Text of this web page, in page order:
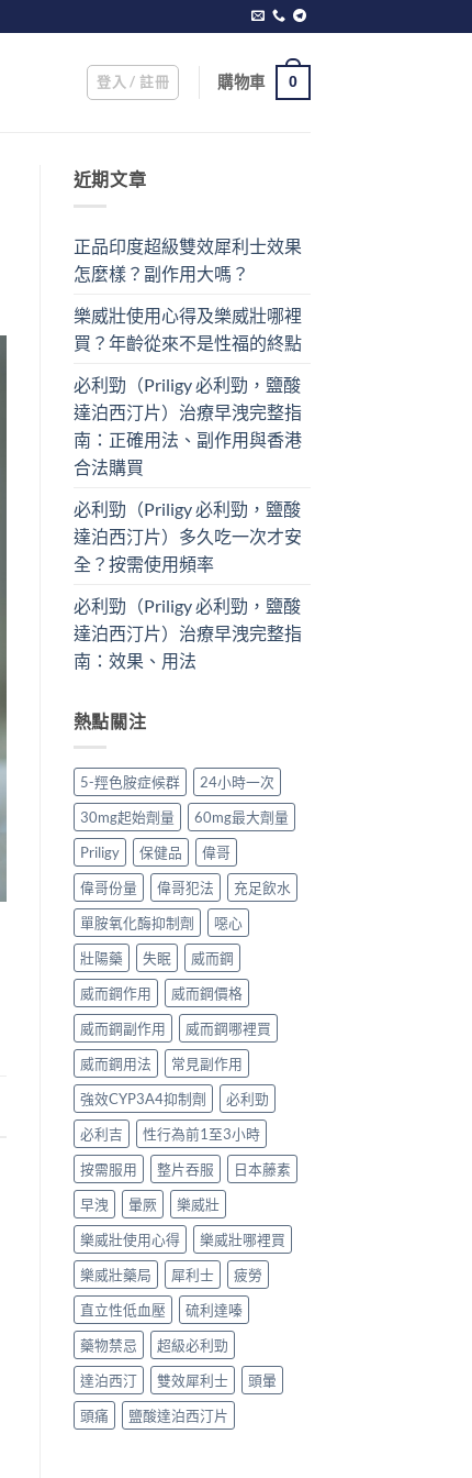
登入 / 註冊 購物車 0
近期文章
正品印度超級雙效犀利士效果
怎麼樣？副作用大嗎？
樂威壯使用心得及樂威壯哪裡
買？年齡從來不是性福的終點
必利勁（Priligy 必利勁，鹽酸
達泊西汀片）治療早洩完整指
南：正確用法、副作用與香港
合法購買
必利勁（Priligy 必利勁，鹽酸
達泊西汀片）多久吃一次才安
全？按需使用頻率
必利勁（Priligy 必利勁，鹽酸
達泊西汀片）治療早洩完整指
南：效果、用法
熱點關注
5-羥色胺症候群
24小時一次
30mg起始劑量
60mg最大劑量
Priligy
保健品
偉哥
偉哥份量
偉哥犯法
充足飲水
單胺氧化酶抑制劑
噁心
壯陽藥
失眠
威而鋼
威而鋼作用
威而鋼價格
威而鋼副作用
威而鋼哪裡買
威而鋼用法
常見副作用
強效CYP3A4抑制劑
必利勁
必利吉
性行為前1至3小時
按需服用
整片吞服
日本藤素
早洩
暈厥
樂威壯
樂威壯使用心得
樂威壯哪裡買
樂威壯藥局
犀利士
疲勞
直立性低血壓
硫利達嗪
藥物禁忌
超級必利勁
達泊西汀
雙效犀利士
頭暈
頭痛
鹽酸達泊西汀片